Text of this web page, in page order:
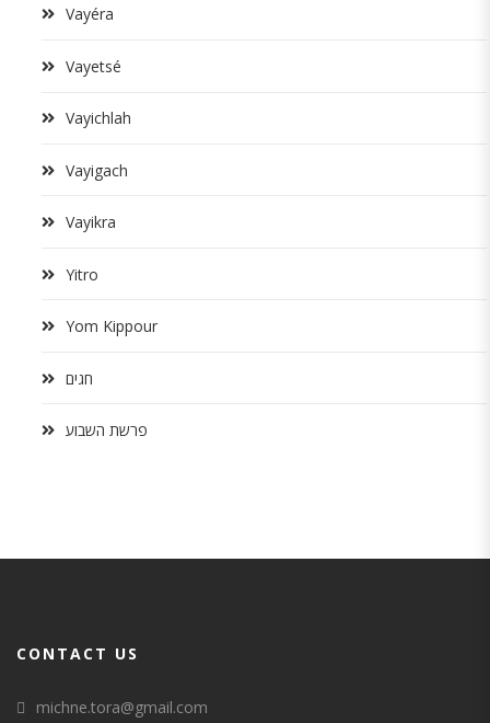
Vayéra
Vayetsé
Vayichlah
Vayigach
Vayikra
Yitro
Yom Kippour
חגים
פרשת השבוע
CONTACT US
michne.tora@gmail.com